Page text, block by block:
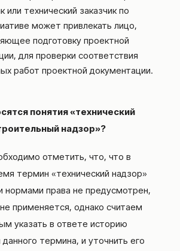
или технический заказчик по
может привлекать лицо,
подготовку проектной
для проверки соответствия
работ проектной документации.
понятия «технический
надзор»?
отметить, что, что в
термин «технический надзор»
права не предусмотрен,
применяется, однако считаем
указать в ответе историю
данного термина, и уточнить его